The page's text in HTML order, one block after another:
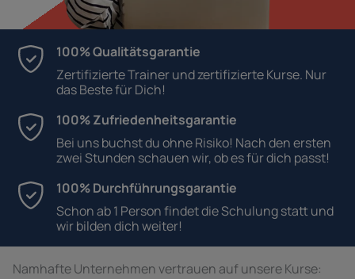
100% Qualitätsgarantie
Zertifizierte Trainer und zertifizierte Kurse. Nur
das Beste für Dich!
100% Zufriedenheitsgarantie
Bei uns buchst du ohne Risiko! Nach den ersten
zwei Stunden schauen wir, ob es für dich passt!
100% Durchführungsgarantie
Schon ab 1 Person findet die Schulung statt und
wir bilden dich weiter!
Namhafte Unternehmen vertrauen auf unsere Kurse: